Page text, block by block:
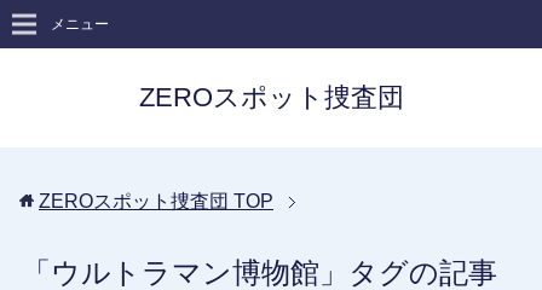
ZEROスポット捜査団
メニュー
ZEROスポット捜査団 TOP
「ウルトラマン博物館」タグの記事